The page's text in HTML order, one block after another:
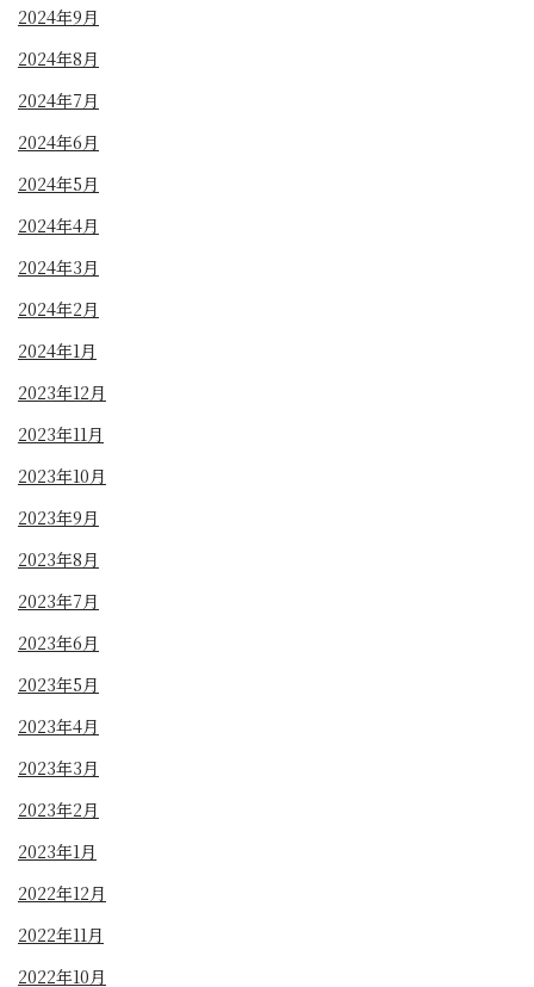
2024年9月
2024年8月
2024年7月
2024年6月
2024年5月
2024年4月
2024年3月
2024年2月
2024年1月
2023年12月
2023年11月
2023年10月
2023年9月
2023年8月
2023年7月
2023年6月
2023年5月
2023年4月
2023年3月
2023年2月
2023年1月
2022年12月
2022年11月
2022年10月